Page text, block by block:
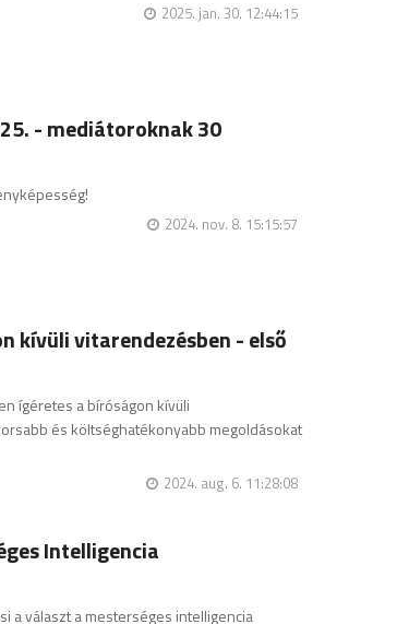
2025. jan. 30. 12:44:15
- mediátoroknak 30
2024. nov. 8. 15:15:57
kívüli vitarendezésben - első
ígéretes a bíróságon kívüli
és költséghatékonyabb megoldásokat
2024. aug. 6. 11:28:08
Intelligencia
a választ a mesterséges intelligencia